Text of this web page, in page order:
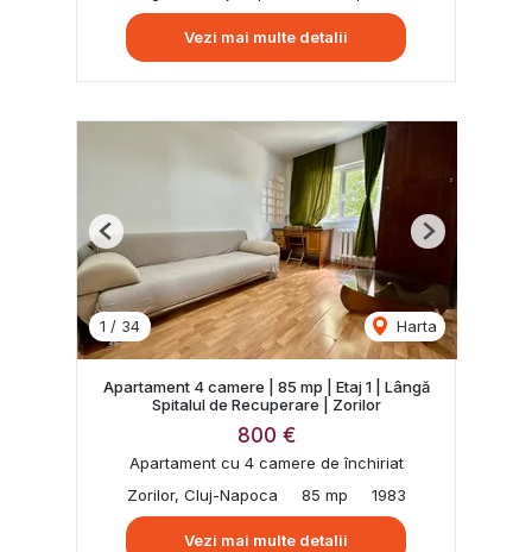
Vezi mai multe detalii
1 / 34 Harta
Previous Next
Apartament 4 camere | 85 mp | Etaj 1 | Lângă
Spitalul de Recuperare | Zorilor
800 €
Apartament cu 4 camere de închiriat
Zorilor, Cluj-Napoca
85 mp 1983
Vezi mai multe detalii